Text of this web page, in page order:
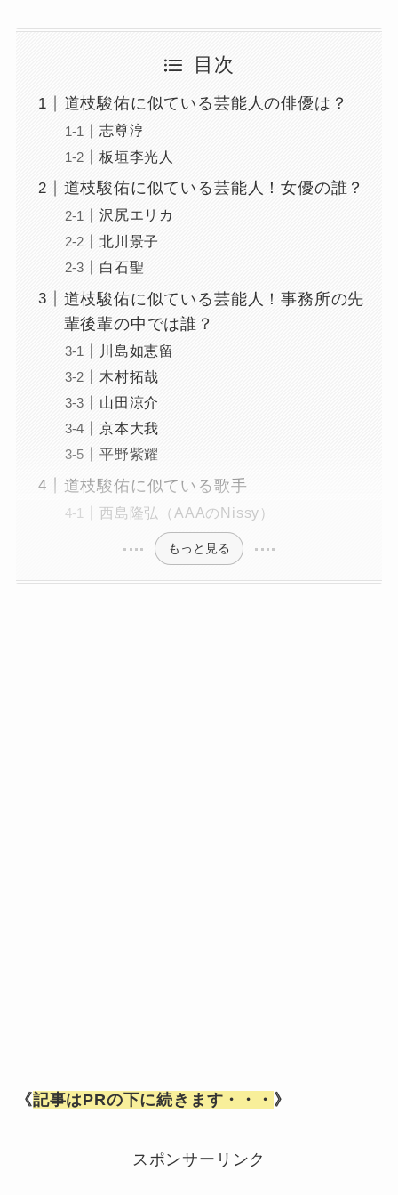
目次
道枝駿佑に似ている芸能人の俳優は？
志尊淳
板垣李光人
道枝駿佑に似ている芸能人！女優の誰？
沢尻エリカ
北川景子
白石聖
道枝駿佑に似ている芸能人！事務所の先
輩後輩の中では誰？
川島如恵留
木村拓哉
山田涼介
京本大我
平野紫耀
道枝駿佑に似ている歌手
西島隆弘（AAAのNissy）
もっと見る
《記事はPRの下に続きます・・・ 》
スポンサーリンク